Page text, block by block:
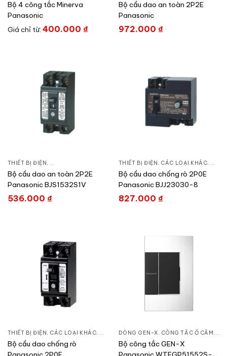
Bộ 4 công tắc Minerva
Panasonic
Giá chỉ từ: 400.000 ₫
Bộ cầu dao an toàn 2P2E
Panasonic
972.000 ₫
THIẾT BỊ ĐIỆN , CẦU DAO AN TOÀN CẦU DAO ĐÓNG NGẮT & PHỤ KIỆN
Bộ cầu dao an toàn 2P2E
Panasonic BJS1532S1V
536.000 ₫
THIẾT BỊ ĐIỆN , CÁC LOẠI KHÁC, CẦU
Bộ cầu dao chống rò 2P0E
Panasonic BJJ23030-8
827.000 ₫
THIẾT BỊ ĐIỆN, CÁC LOẠI KHÁC, CẦU DAO ĐÓNG NGẮT & PHỤ KIỆN
Bộ cầu dao chống rò
DÒNG GEN-X, CÔNG TẮC Ổ CẮM,
Bộ công tắc GEN-X